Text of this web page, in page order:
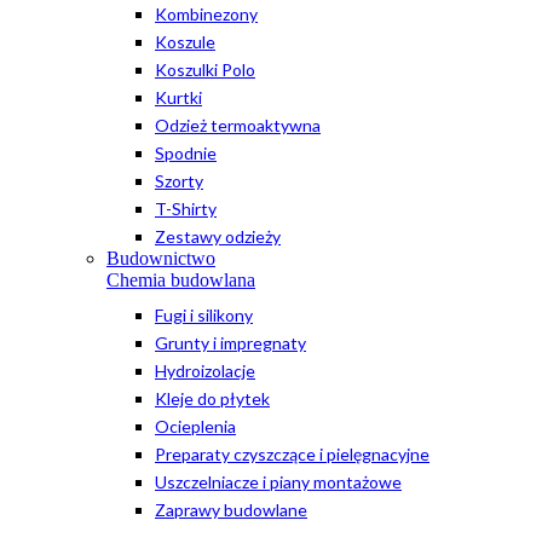
Kombinezony
Koszule
Koszulki Polo
Kurtki
Odzież termoaktywna
Spodnie
Szorty
T-Shirty
Zestawy odzieży
Budownictwo
Chemia budowlana
Fugi i silikony
Grunty i impregnaty
Hydroizolacje
Kleje do płytek
Ocieplenia
Preparaty czyszczące i pielęgnacyjne
Uszczelniacze i piany montażowe
Zaprawy budowlane